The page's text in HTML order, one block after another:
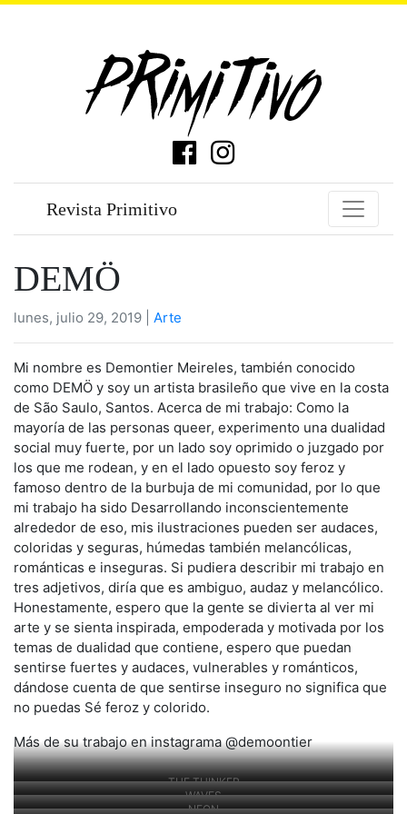
Revista Primitivo
DEMÖ
lunes, julio 29, 2019 | Arte
Mi nombre es Demontier Meireles, también conocido
como DEMÖ y soy un artista brasileño que vive en la costa
de São Saulo, Santos. Acerca de mi trabajo: Como la
mayoría de las personas queer, experimento una dualidad
social muy fuerte, por un lado soy oprimido o juzgado por
los que me rodean, y en el lado opuesto soy feroz y
famoso dentro de la burbuja de mi comunidad, por lo que
mi trabajo ha sido Desarrollando inconscientemente
alrededor de eso, mis ilustraciones pueden ser audaces,
coloridas y seguras, húmedas también melancólicas,
románticas e inseguras. Si pudiera describir mi trabajo en
tres adjetivos, diría que es ambiguo, audaz y melancólico.
Honestamente, espero que la gente se divierta al ver mi
arte y se sienta inspirada, empoderada y motivada por los
temas de dualidad que contiene, espero que puedan
sentirse fuertes y audaces, vulnerables y románticos,
dándose cuenta de que sentirse inseguro no significa que
no puedas Sé feroz y colorido.
Más de su trabajo en instagrama @demoontier
THE THINKER
WAVES
NEON